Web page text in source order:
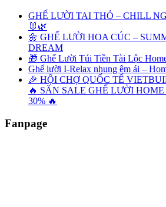
GHẾ LƯỜI TAI THỎ – CHILL
🐰🌿
🌼 GHẾ LƯỜI HOA CÚC –
DREAM
🎁 Ghế Lười Túi Tiền Tài Lộc
Ghế lười I-Relax nhung êm ái –
🎉 HỘI CHỢ QUỐC TẾ
🔥 SĂN SALE GHẾ LƯỜI
30% 🔥
Fanpage